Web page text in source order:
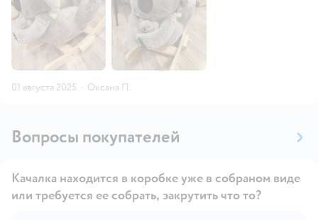
01 августа 2025 · Оксана П.
Вопросы покупателей
Качалка находится в коробке уже в собраном виде
или требуется ее собрать, закрутить что то?